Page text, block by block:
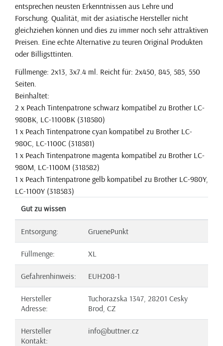
entsprechen neusten Erkenntnissen aus Lehre und
Forschung. Qualität, mit der asiatische Hersteller nicht
gleichziehen können und dies zu immer noch sehr attraktiven
Preisen. Eine echte Alternative zu teuren Original Produkten
oder Billigsttinten.
Füllmenge: 2x13, 3x7.4 ml. Reicht für: 2x450, 845, 585, 550
Seiten.
Beinhaltet:
2 x Peach Tintenpatrone schwarz kompatibel zu Brother LC-
980BK, LC-1100BK (318580)
1 x Peach Tintenpatrone cyan kompatibel zu Brother LC-
980C, LC-1100C (318581)
1 x Peach Tintenpatrone magenta kompatibel zu Brother LC-
980M, LC-1100M (318582)
1 x Peach Tintenpatrone gelb kompatibel zu Brother LC-980Y,
LC-1100Y (318583)
Gut zu wissen
Entsorgung: GruenePunkt
Füllmenge: XL
Gefahrenhinweis: EUH208-1
Hersteller
Adresse:
Tuchorazska 1347, 28201 Cesky
Brod, CZ
Hersteller
Kontakt:
info@buttner.cz